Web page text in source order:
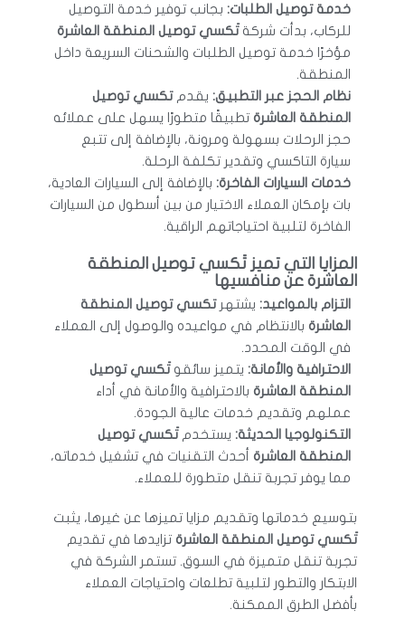
خدمة توصيل الطلبات: بجانب توفير خدمة التوصيل
للركاب، بدأت شركةتَكسي توصيل المنطقة العاشرة
مؤخرًا خدمة توصيل الطلبات والشحنات السريعة داخل
المنطقة.
نظام الحجز عبر التطبيق: يقدمتكسي توصيل
المنطقة العاشرةتطبيقًا متطورًا يسهل على عملائه
حجز الرحلات بسهولة ومرونة، بالإضافة إلى تتبع
سيارة التاكسي وتقدير تكلفة الرحلة.
خدمات السيارات الفاخرة: بالإضافة إلى السيارات العادية،
بات بإمكان العملاء الاختيار من بين أسطول من السيارات
الفاخرة لتلبية احتياجاتهم الراقية.
المزايا التي تميز تَكسي توصيل المنطقة
العاشرة عن منافسيها
التزام بالمواعيد: يشتهرتكسي توصيل المنطقة
العاشرةبالانتظام في مواعيده والوصول إلى العملاء
في الوقت المحدد.
الاحترافية والأمانة: يتميز سائقوتَكسي توصيل
المنطقة العاشرةبالاحترافية والأمانة في أداء
عملهم وتقديم خدمات عالية الجودة.
التكنولوجيا الحديثة: يستخدمتَكسي توصيل
المنطقة العاشرةأحدث التقنيات في تشغيل خدماته،
مما يوفر تجربة تنقل متطورة للعملاء.
بتوسيع خدماتها وتقديم مزايا تميزها عن غيرها، يثبت
تَكسي توصيل المنطقة العاشرةتزايدها في تقديم
تجربة تنقل متميزة في السوق. تستمر الشركة في
الابتكار والتطور لتلبية تطلعات واحتياجات العملاء
بأفضل الطرق الممكنة.